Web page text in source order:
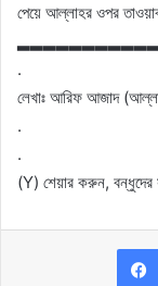
পেয়ে আল্লাহর ওপর
.
লেখাঃ আরিফ আজাদ
.
.
(Y) শেয়ার করুন,